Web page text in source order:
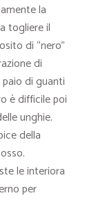
la
togliere il
di “nero”
di
paio di guanti
è difficile poi
unghie.
della
le interiora
per